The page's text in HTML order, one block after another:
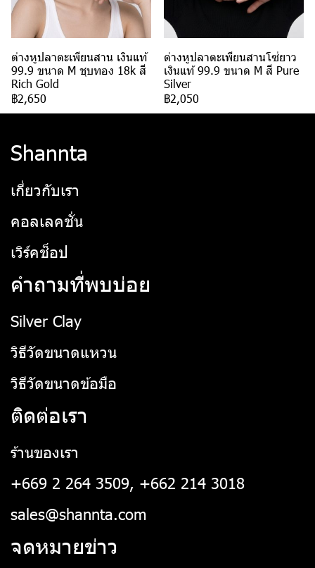
ต่างหูปลาตะเพียนสาน เงินแท้
99.9 ขนาด M ชุบทอง 18k สี
Rich Gold
฿2,650
ต่างหูปลาตะเพียนสานโซ่ยาว
เงินแท้ 99.9 ขนาด M สี Pure
Silver
฿2,050
Shannta
เกี่ยวกับเรา
คอลเลคชั่น
เวิร์คช็อป
คำถามที่พบบ่อย
Silver Clay
วิธีวัดขนาดแหวน
วิธีวัดขนาดข้อมือ
ติดต่อเรา
ร้านของเรา
+669 2 264 3509, +662 214 3018
sales@shannta.com
จดหมายข่าว